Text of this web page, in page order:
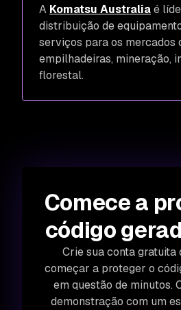
A Komatsu Australiaé
distribuição de
serviços para os mercados
empilhadeiras, mineração,
florestal.
Comece a
código
Crie sua conta gratuita
começar a proteger o
em questão de minutos.
demonstração com um